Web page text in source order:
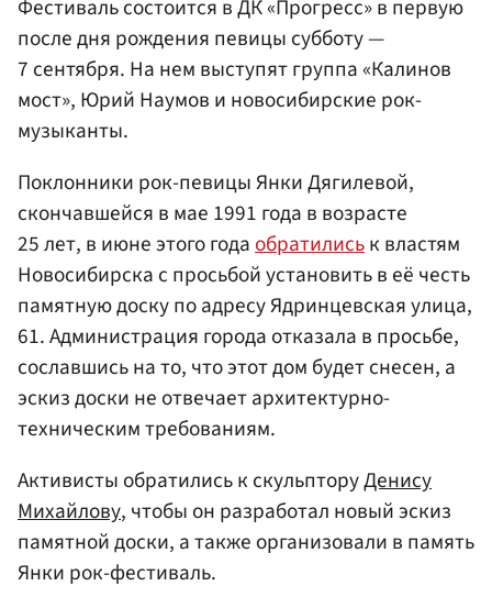
Фестиваль состоится в ДК «Прогресс» в первую
после дня рождения певицы субботу —
7 сентября. На нем выступят группа «Калинов
мост», Юрий Наумов и новосибирские рок-
музыканты.
Поклонники рок-певицы Янки Дягилевой,
скончавшейся в мае 1991 года в возрасте
25 лет, в июне этого годаобратилиськ властям
Новосибирска с просьбой установить в её честь
памятную доску по адресу Ядринцевская улица,
61. Администрация города отказала в просьбе,
сославшись на то, что этот дом будет снесен, а
эскиз доски не отвечает архитектурно-
техническим требованиям.
Активисты обратились к скульпторуДенису
Михайлову, чтобы он разработал новый эскиз
памятной доски, а также организовали в память
Янки рок-фестиваль.